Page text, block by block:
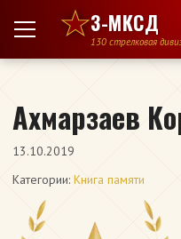
Перейти к содержимому
3-МКСД
130 стрелковая
Ахмарзаев
13.10.2019
Категории: Книга памяти